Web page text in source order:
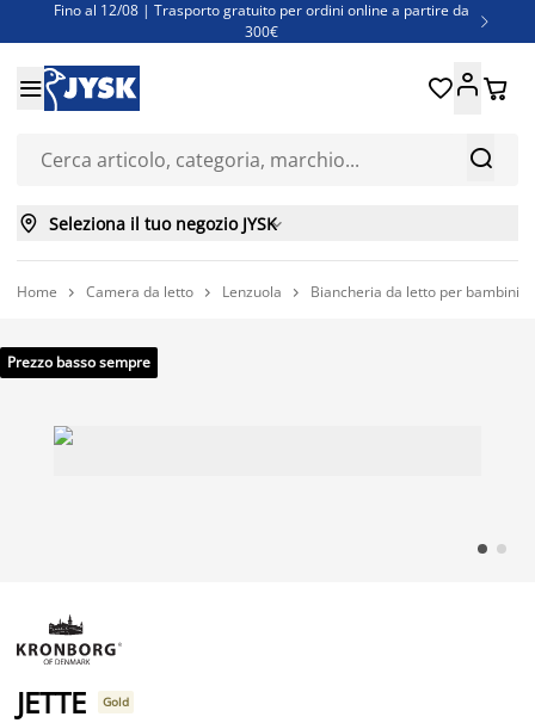
Fino al 12/08 | Trasporto gratuito per ordini online a partire da
300€

Super offerte d'estate | Oltre 1.500 articoli fino al 70%
Finanziamenti - Scegli il piano di rimborso più adatto a te


 
 Seleziona il tuo negozio JYSK
Home  Camera da letto  Lenzuola  Biancheria da letto per bambini
Prezzo basso sempre
JETTE Gold